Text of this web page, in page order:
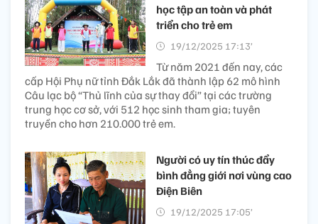
học tập an toàn và phát
triển cho trẻ em
19/12/2025 17:13’
Từ năm 2021 đến nay, các
cấp Hội Phụ nữ tỉnh Đắk Lắk đã thành lập 62 mô hình
Câu lạc bộ “Thủ lĩnh của sự thay đổi” tại các trường
trung học cơ sở, với 512 học sinh tham gia; tuyên
truyền cho hơn 210.000 trẻ em.
Người có uy tín thúc đẩy
bình đẳng giới nơi vùng cao
Điện Biên
19/12/2025 17:05’